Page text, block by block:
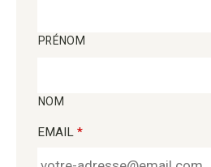
PRÉNOM
NOM
EMAIL *